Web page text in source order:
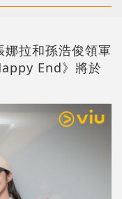
拉和孫浩俊領軍
End》將於